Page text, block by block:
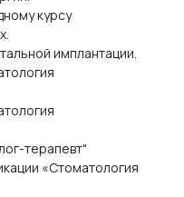
курсу
имплантации.
терапевт"
«Стоматология